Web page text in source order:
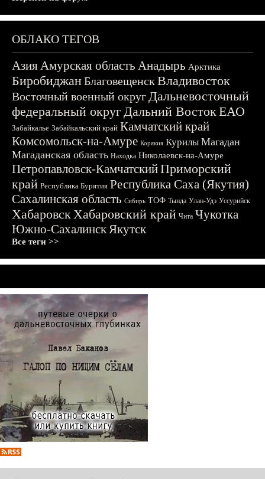
ОБЛАКО ТЕГОВ
АзияАмурская область Анадырь Арктика
БиробиджанБлаговещенскВладивосток
Восточный военный округДальневосточный
федеральный округДальний ВостокЕАО
Забайкалье Забайкальский край Камчатский край
Комсомольск-на-Амуре Корякия Курилы Магадан
Магаданская область Находка Николаевск-на-Амуре
Петропавловск-КамчатскийПриморский
край Республика Бурятия Республика Саха (Якутия)
Сахалинская область Сибирь ТОФ Тында Улан-Удэ Уссурийск
ХабаровскХабаровский край Чита Чукотка
Южно-СахалинскЯкутск
Все теги >>